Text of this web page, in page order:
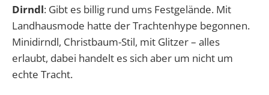
Dirndl: Gibt es billig rund ums Festgelände. Mit
Landhausmode hatte der Trachtenhype begonnen.
Minidirndl, Christbaum-Stil, mit Glitzer – alles
erlaubt, dabei handelt es sich aber um nicht um
echte Tracht.